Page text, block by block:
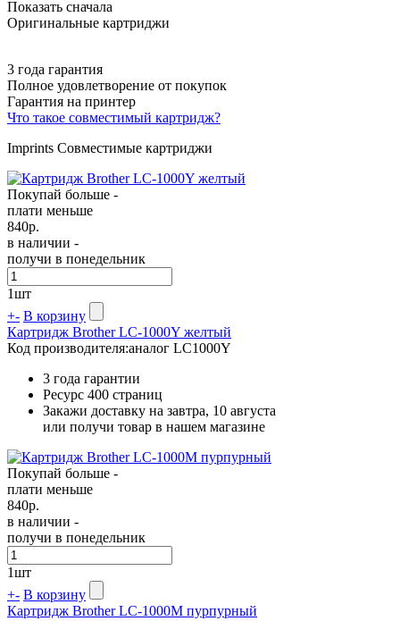
Показать сначала
Оригинальные картриджи
3 года гарантия
Полное удовлетворение от покупок
Гарантия на принтер
Что такое совместимый картридж?
Imprints Совместимые картриджи
Покупай больше -
плати меньше
840р.
в наличии -
получи в понедельник
1шт
+- В корзину
Картридж Brother LC-1000Y желтый
Код производителя:аналог LC1000Y
3 года гарантии
Ресурс 400 страниц
Закажи доставку на завтра, 10 августа
или получи товар в нашем магазине
Покупай больше -
плати меньше
840р.
в наличии -
получи в понедельник
1шт
+- В корзину
Картридж Brother LC-1000M пурпурный